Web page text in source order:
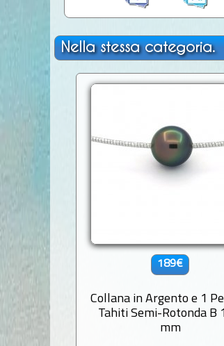
Nella stessa categoria.
189€
Collana in Argento e 1
Tahiti Semi-Rotonda B
mm